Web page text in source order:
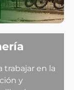
trabajar en la
y